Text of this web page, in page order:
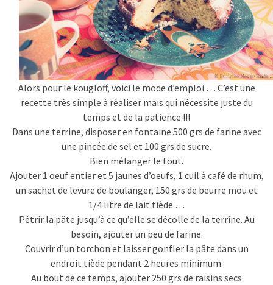
Alors pour le kougloff, voici le mode d’emploi … C’est une
recette très simple à réaliser mais qui nécessite juste du
temps et de la patience !!!
Dans une terrine, disposer en fontaine 500 grs de farine avec
une pincée de sel et 100 grs de sucre.
Bien mélanger le tout.
Ajouter 1 oeuf entier et 5 jaunes d’oeufs, 1 cuil à café de rhum,
un sachet de levure de boulanger, 150 grs de beurre mou et
1/4 litre de lait tiède …
Pétrir la pâte jusqu’à ce qu’elle se décolle de la terrine. Au
besoin, ajouter un peu de farine.
Couvrir d’un torchon et laisser gonfler la pâte dans un
endroit tiède pendant 2 heures minimum.
Au bout de ce temps, ajouter 250 grs de raisins secs